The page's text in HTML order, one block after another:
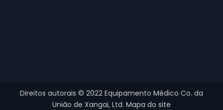
Direitos autorais © 2022 Equipamento Médico Co. da
União de Xangai, Ltd. Mapa do site